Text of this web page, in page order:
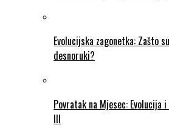
Evolucijska zagonetka: Zašto
desnoruki?
Povratak na Mjesec:
III